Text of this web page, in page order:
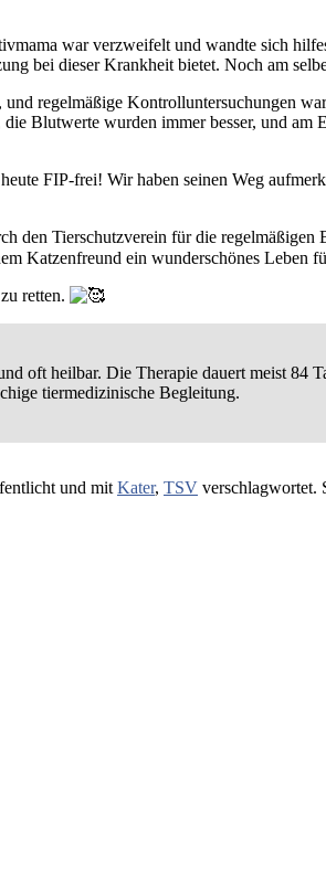
war verzweifelt und wandte sich
bei dieser Krankheit bietet. Noch am
regelmäßige Kontrolluntersuchungen
Blutwerte wurden immer besser, und am
FIP-frei! Wir haben seinen Weg
den Tierschutzverein für die regelmäßigen
Katzenfreund ein wunderschönes Leben
retten.
oft heilbar. Die Therapie dauert meist 84
tiermedizinische Begleitung.
und mit Kater, TSV verschlagwortet.